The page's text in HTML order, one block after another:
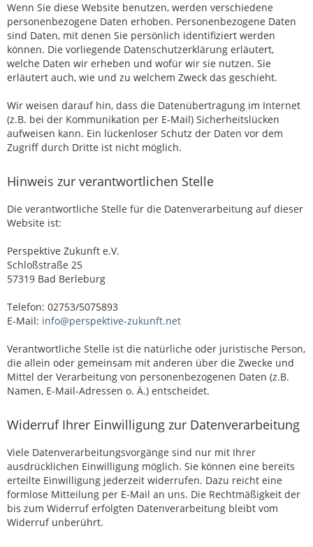
Wenn Sie diese Website benutzen, werden verschiedene
personenbezogene Daten erhoben. Personenbezogene Daten
sind Daten, mit denen Sie persönlich identifiziert werden
können. Die vorliegende Datenschutzerklärung erläutert,
welche Daten wir erheben und wofür wir sie nutzen. Sie
erläutert auch, wie und zu welchem Zweck das geschieht.
Wir weisen darauf hin, dass die Datenübertragung im Internet
(z.B. bei der Kommunikation per E-Mail) Sicherheitslücken
aufweisen kann. Ein lückenloser Schutz der Daten vor dem
Zugriff durch Dritte ist nicht möglich.
Hinweis zur verantwortlichen Stelle
Die verantwortliche Stelle für die Datenverarbeitung auf dieser
Website ist:
Perspektive Zukunft e.V.
Schloßstraße 25
57319 Bad Berleburg
Telefon: 02753/5075893
E-Mail: info@perspektive-zukunft.net
Verantwortliche Stelle ist die natürliche oder juristische Person,
die allein oder gemeinsam mit anderen über die Zwecke und
Mittel der Verarbeitung von personenbezogenen Daten (z.B.
Namen, E-Mail-Adressen o. Ä.) entscheidet.
Widerruf Ihrer Einwilligung zur Datenverarbeitung
Viele Datenverarbeitungsvorgänge sind nur mit Ihrer
ausdrücklichen Einwilligung möglich. Sie können eine bereits
erteilte Einwilligung jederzeit widerrufen. Dazu reicht eine
formlose Mitteilung per E-Mail an uns. Die Rechtmäßigkeit der
bis zum Widerruf erfolgten Datenverarbeitung bleibt vom
Widerruf unberührt.